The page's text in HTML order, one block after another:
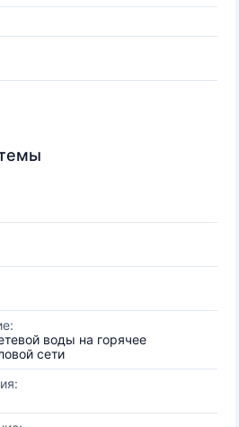
воды на горячее
сети